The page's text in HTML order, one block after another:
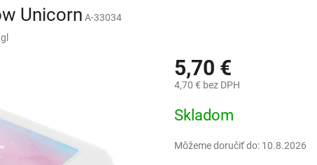
Unicorn A-33034
5,70 €
4,70 € bez DPH
cena:
Skladom
Môžeme doručiť do: 10.8.2026